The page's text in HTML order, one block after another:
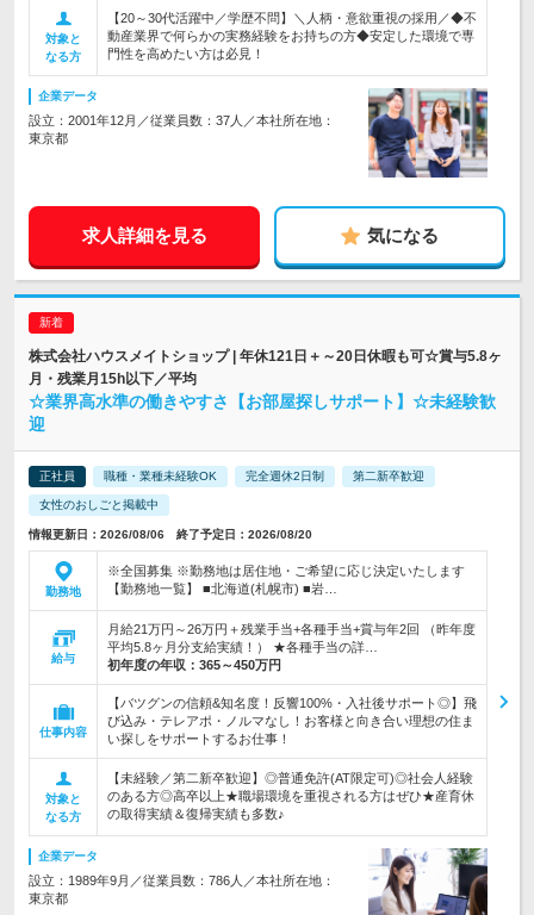
対象と
なる方
【20～30代活躍中／学歴不問】＼人柄・意欲重視の採用／◆不
動産業界で何らかの実務経験をお持ちの方◆安定した環境で専
門性を高めたい方は必見！
企業データ
設立：2001年12月／従業員数：37人／本社所在地：
東京都
求人詳細を見る 気になる
株式会社ハウスメイトショップ | 年休121日＋～20日休暇も可☆賞与5.8ヶ
月・残業月15h以下／平均
☆業界高水準の働きやすさ【お部屋探しサポート】☆未経験歓
迎
正社員 職種・業種未経験OK 完全週休2日制 第二新卒歓迎
女性のおしごと掲載中
情報更新日：2026/08/06 終了予定日：2026/08/20
勤務地
※全国募集 ※勤務地は居住地・ご希望に応じ決定いたします
【勤務地一覧】 ■北海道(札幌市) ■岩…
給与
月給21万円～26万円＋残業手当+各種手当+賞与年2回 （昨年度
平均5.8ヶ月分支給実績！） ★各種手当の詳…
初年度の年収： 365～450万円
仕事内容
【バツグンの信頼&知名度！反響100%・入社後サポート◎】飛
び込み・テレアポ・ノルマなし！お客様と向き合い理想の住ま
い探しをサポートするお仕事！
対象と
なる方
【未経験／第二新卒歓迎】◎普通免許(AT限定可)◎社会人経験
のある方◎高卒以上★職場環境を重視される方はぜひ★産育休
の取得実績＆復帰実績も多数♪
企業データ
設立：1989年9月／従業員数：786人／本社所在地：
東京都